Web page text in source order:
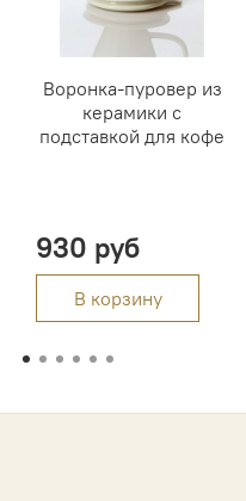
Воронка-пуровер из
керамики с
подставкой для кофе
930 руб
В корзину